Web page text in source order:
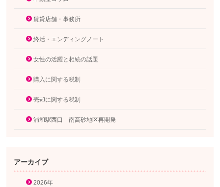
賃貸店舗・事務所
終活・エンディングノート
女性の活躍と相続の話題
購入に関する税制
売却に関する税制
浦和駅西口 南高砂地区再開発
アーカイブ
2026年